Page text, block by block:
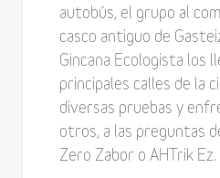
autobús, el grupo al
casco antiguo de
Gincana Ecologista los
principales calles de la
diversas pruebas y
otros, a las preguntas
Zero Zabor o AHTrik Ez.